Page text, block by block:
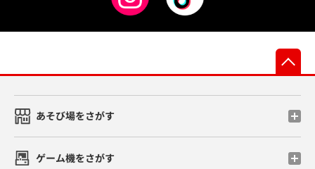
あそび場をさがす
ゲーム機をさがす